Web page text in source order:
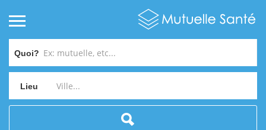
Quoi?
Lieu